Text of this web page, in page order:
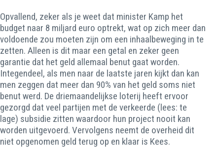
Opvallend, zeker als je weet dat minister Kamp het
budget naar 8 miljard euro optrekt, wat op zich meer dan
voldoende zou moeten zijn om een inhaalbeweging in te
zetten. Alleen is dit maar een getal en zeker geen
garantie dat het geld allemaal benut gaat worden.
Integendeel, als men naar de laatste jaren kijkt dan kan
men zeggen dat meer dan 90% van het geld soms niet
benut werd. De driemaandelijkse loterij heeft ervoor
gezorgd dat veel partijen met de verkeerde (lees: te
lage) subsidie zitten waardoor hun project nooit kan
worden uitgevoerd. Vervolgens neemt de overheid dit
niet opgenomen geld terug op en klaar is Kees.